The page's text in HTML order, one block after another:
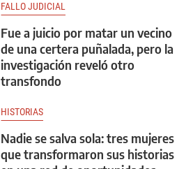
FALLO JUDICIAL
Fue a juicio por matar un vecino
de una certera puñalada, pero la
investigación reveló otro
transfondo
HISTORIAS
Nadie se salva sola: tres mujeres
que transformaron sus historias